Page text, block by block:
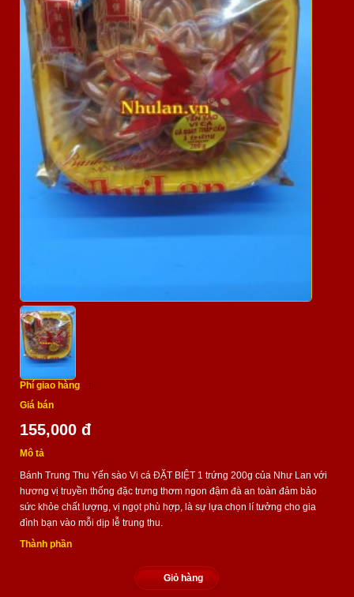
Phí giao hàng
:
Giá bán
155,000 đ
Mô tả
Bánh Trung Thu Yến sào Vi cá ĐẶT BIỆT 1 trứng 200g của Như Lan với
hương vị truyền thống đặc trưng thơm ngon đậm đà an toàn đảm bảo
sức khỏe chất lượng, vị ngọt phù hợp, là sự lựa chọn lí tưởng cho gia
đình bạn vào mỗi dịp lễ trung thu.
Thành phần
Giỏ hàng